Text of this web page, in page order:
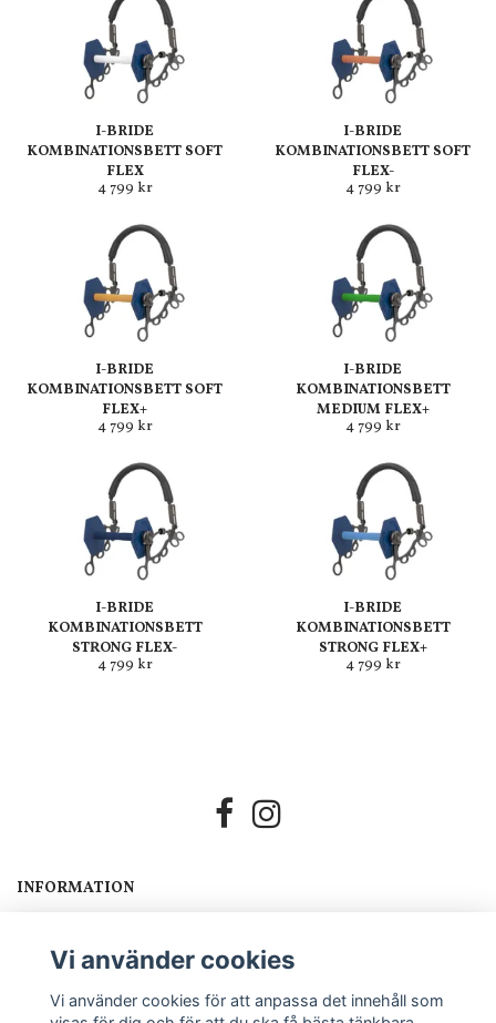
I-BRIDE
KOMBINATIONSBETT SOFT
FLEX
4 799 kr
I-BRIDE
KOMBINATIONSBETT SOFT
FLEX-
4 799 kr
I-BRIDE
KOMBINATIONSBETT SOFT
FLEX+
4 799 kr
I-BRIDE
KOMBINATIONSBETT
MEDIUM FLEX+
4 799 kr
I-BRIDE
KOMBINATIONSBETT
STRONG FLEX-
4 799 kr
I-BRIDE
KOMBINATIONSBETT
STRONG FLEX+
4 799 kr
INFORMATION
GDPR
FRÅGOR?
Vi använder cookies
Vi använder cookies för att anpassa det innehåll som